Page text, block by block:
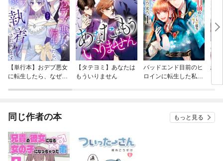
【単行本】おデブ悪女
に転生したら、なぜか
【タテヨミ】あなたは
もういりません
バッドエンド目前のヒ
ロインに転生した私、
結
同じ作者の本 もっと見る